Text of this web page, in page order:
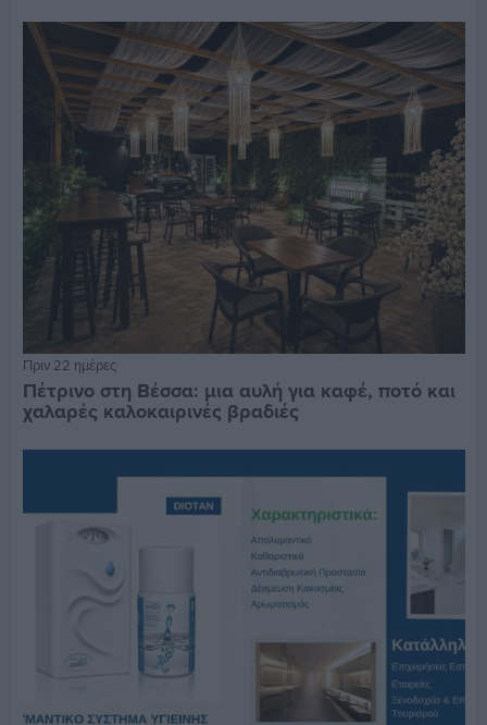
Πριν 22 ημέρες
Πέτρινο στη Βέσσα: μια αυλή για καφέ, ποτό και
χαλαρές καλοκαιρινές βραδιές